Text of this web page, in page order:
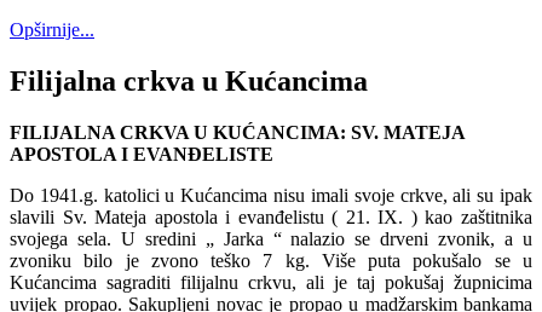
Opširnije...
Filijalna crkva u Kućancima
FILIJALNA CRKVA U KUĆANCIMA: SV. MATEJA
APOSTOLA I EVANĐELISTE
Do 1941.g. katolici u Kućancima nisu imali svoje crkve, ali su ipak
slavili Sv. Mateja apostola i evanđelistu ( 21. IX. ) kao zaštitnika
svojega sela. U sredini „ Jarka “ nalazio se drveni zvonik, a u
zvoniku bilo je zvono teško 7 kg. Više puta pokušalo se u
Kućancima sagraditi filijalnu crkvu, ali je taj pokušaj župnicima
uvijek propao. Sakupljeni novac je propao u madžarskim bankama